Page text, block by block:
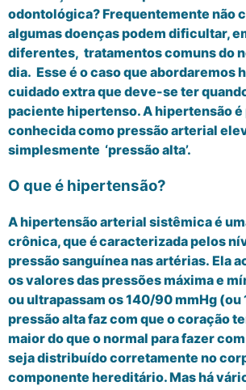
odontológica? Frequentemente não
algumas doenças podem dificultar,
diferentes, tratamentos comuns do
dia. Esse é o caso que abordaremos
cuidado extra que deve-se ter
paciente hipertenso. A hipertensão
conhecida como pressão arterial
simplesmente ‘pressão alta’.
O que é hipertensão?
A hipertensão arterial sistêmica é
crônica,que écaracterizada pelos
pressão sanguínea nas artérias. Ela
os valores das pressões máxima e
ou ultrapassam os 140/90 mmHg (ou
pressão alta faz com que o coração
maior do que o normal para fazer
seja distribuído corretamente no
componente hereditário.Mas há